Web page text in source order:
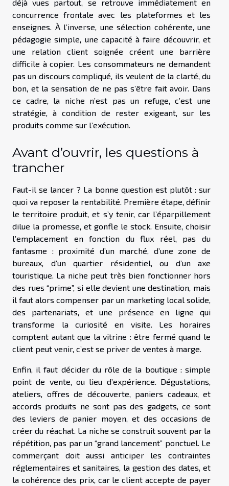
déjà vues partout, se retrouve immédiatement en
concurrence frontale avec les plateformes et les
enseignes. À l’inverse, une sélection cohérente, une
pédagogie simple, une capacité à faire découvrir, et
une relation client soignée créent une barrière
difficile à copier. Les consommateurs ne demandent
pas un discours compliqué, ils veulent de la clarté, du
bon, et la sensation de ne pas s’être fait avoir. Dans
ce cadre, la niche n’est pas un refuge, c’est une
stratégie, à condition de rester exigeant, sur les
produits comme sur l’exécution.
Avant d’ouvrir, les questions à
trancher
Faut-il se lancer ? La bonne question est plutôt : sur
quoi va reposer la rentabilité. Première étape, définir
le territoire produit, et s’y tenir, car l’éparpillement
dilue la promesse, et gonfle le stock. Ensuite, choisir
l’emplacement en fonction du flux réel, pas du
fantasme : proximité d’un marché, d’une zone de
bureaux, d’un quartier résidentiel, ou d’un axe
touristique. La niche peut très bien fonctionner hors
des rues “prime”, si elle devient une destination, mais
il faut alors compenser par un marketing local solide,
des partenariats, et une présence en ligne qui
transforme la curiosité en visite. Les horaires
comptent autant que la vitrine : être fermé quand le
client peut venir, c’est se priver de ventes à marge.
Enfin, il faut décider du rôle de la boutique : simple
point de vente, ou lieu d’expérience. Dégustations,
ateliers, offres de découverte, paniers cadeaux, et
accords produits ne sont pas des gadgets, ce sont
des leviers de panier moyen, et des occasions de
créer du réachat. La niche se construit souvent par la
répétition, pas par un “grand lancement” ponctuel. Le
commerçant doit aussi anticiper les contraintes
réglementaires et sanitaires, la gestion des dates, et
la cohérence des prix, car le client accepte de payer